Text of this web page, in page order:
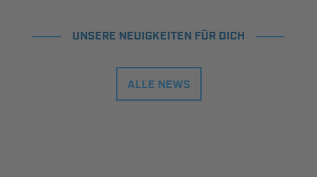
UNSERE NEUIGKEITEN FÜR DICH
ALLE NEWS